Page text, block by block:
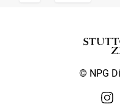
© NPG